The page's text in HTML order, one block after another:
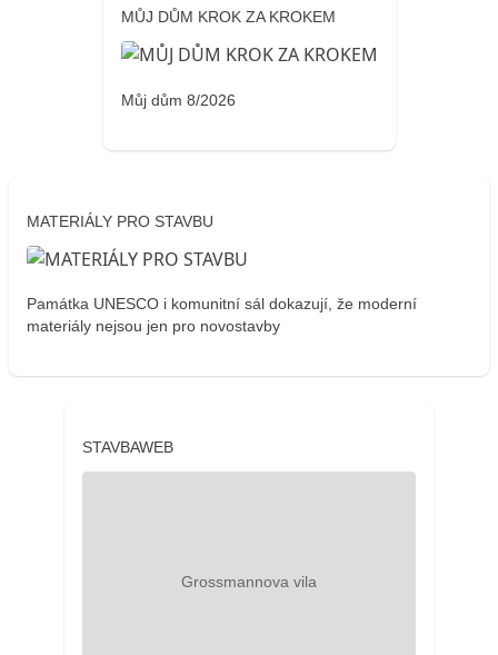
MŮJ DŮM KROK ZA KROKEM
Můj dům 8/2026
MATERIÁLY PRO STAVBU
Památka UNESCO i komunitní sál dokazují, že moderní
materiály nejsou jen pro novostavby
STAVBAWEB